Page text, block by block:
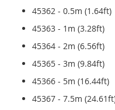
45362 - 0.5m (1.64ft)
45363 - 1m (3.28ft)
45364 - 2m (6.56ft)
45365 - 3m (9.84ft)
45366 - 5m (16.44ft)
45367 - 7.5m